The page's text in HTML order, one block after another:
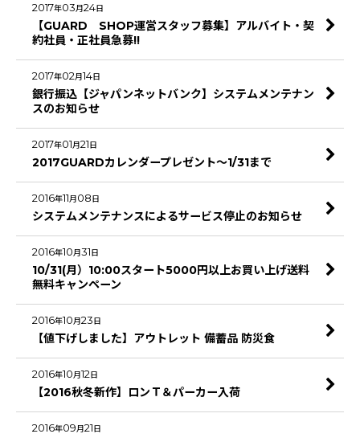
2017年03月24日
【GUARD SHOP運営スタッフ募集】アルバイト・契
約社員・正社員急募!!
2017年02月14日
銀行振込【ジャパンネットバンク】システムメンテナン
スのお知らせ
2017年01月21 日
2017GUARDカレンダープレゼント～1/31まで
2016年11月 08 日
システムメンテナンスによるサービス停止のお知らせ
2016年10月31 日
10/31(月）10:00スタート5000円以上お買い上げ送料
無料キャンペーン
2016年10月23 日
【値下げしました】アウトレット 備蓄品 防災食
2016年10月12日
【2016秋冬新作】ロンＴ＆パーカー入荷
2016年09月21 日